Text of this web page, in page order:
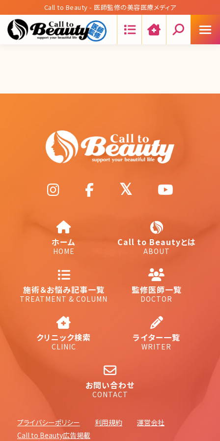
Call to Beauty - 医師監修の美容医療メディア
ホーム
HOME
Call to Beautyとは
ABOUT
施術＆お悩み記事一覧
TREATMENT & COLUMN
監修医師一覧
DOCTOR
クリニック検索
CLINIC
ライター一覧
WRITER
お問い合わせ
CONTACT
プライバシーポリシー 利用規約
運営会社
Call to Beauty広告掲載